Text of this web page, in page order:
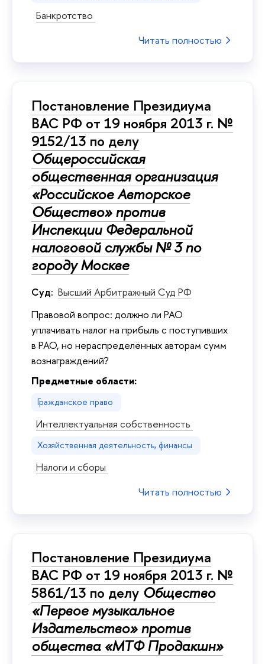
Банкротство
Читать полностью
Постановление Президиума
ВАС РФ от 19 ноября 2013 г. №
9152/13 по делу
Общероссийская
общественная организация
«Российское Авторское
Общество» против
Инспекции Федеральной
налоговой службы № 3 по
городу Москве
Суд: Высший Арбитражный Суд РФ
Правовой вопрос: должно ли РАО
уплачивать налог на прибыль с поступивших
в РАО, но нераспределённых авторам сумм
вознаграждений?
Предметные области:
Гражданское право
Интеллектуальная собственность
Хозяйственная деятельность, финансы
Налоги и сборы
Читать полностью
Постановление Президиума
ВАС РФ от 19 ноября 2013 г. №
5861/13 по делу Общество
«Первое музыкальное
Издательство» против
общества «МТФ Продакшн»